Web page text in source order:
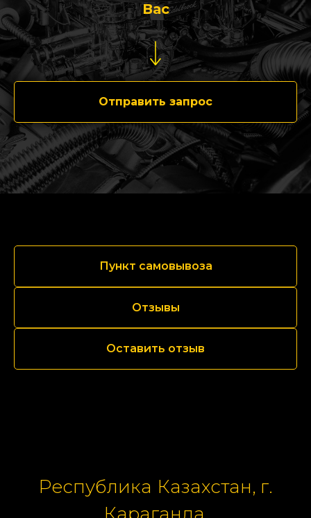
Вас
Отправить запрос
Пункт самовывоза
Отзывы
Оставить отзыв
Республика Казахстан, г.